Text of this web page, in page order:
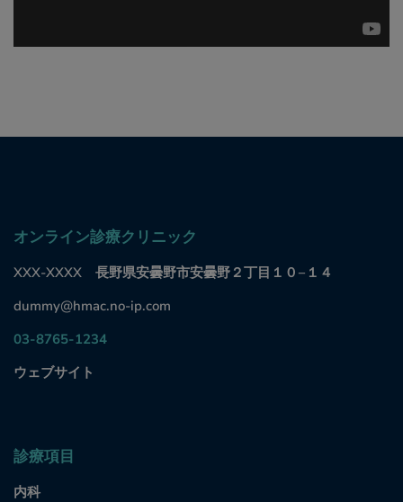
オンライン診療クリニック
XXX-XXXX 長野県安曇野市安曇野２丁目１０−１４
dummy@hmac.no-ip.com
03-8765-1234
ウェブサイト
診療項目
内科